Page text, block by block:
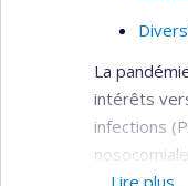
La
intérêts
infections
Lire plus…